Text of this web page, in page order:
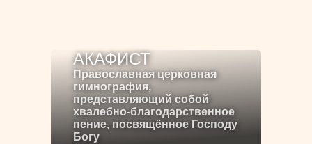
АКАФИСТ
Православная церковная
гимнография,
представляющий собой
хвалебно-благодарственное
пение, посвящённое Господу
Богу